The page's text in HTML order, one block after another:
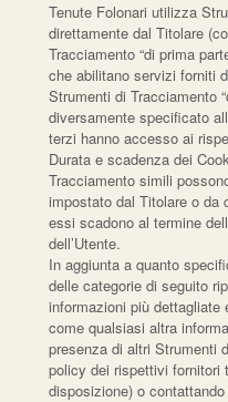
Tenute Folonari utilizza
direttamente dal Titolare
Tracciamento “di prima
che abilitano servizi forniti
Strumenti di Tracciamento
diversamente specificato
terzi hanno accesso ai
Durata e scadenza dei
Tracciamento simili
impostato dal Titolare o da
essi scadono al termine
dell’Utente.
In aggiunta a quanto
delle categorie di seguito
informazioni più dettagliate
come qualsiasi altra
presenza di altri Strumenti
policy dei rispettivi
disposizione) o